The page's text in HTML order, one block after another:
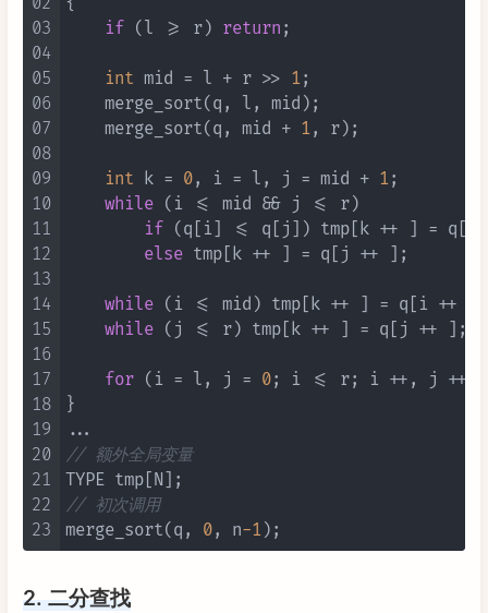
03
04
05
06
07
08
09
10
11
12
13
14
15
16
17
18
19
20
21
22
23
if (l >= r) return ;
int mid = l + r >> 1;
    merge_sort(q, l, mid);
    merge_sort(q, mid +
1, r);
int k = 0, i = l, j = mid + 1;
while (i <= mid && j <= r)
if (q[i] <= q[j]) tmp[k ++ ] = q[i
else tmp[k ++ ] = q[j ++ ];
while (i <= mid) tmp[k ++ ] = q[i ++ ];
while (j <= r) tmp[k ++ ] = q[j ++ ];
for (i = l, j = 0; i <= r; i ++, j ++
}
// 额外全局变量
// 初次调用
merge_sort(q, 0, n-1
2. 二分查找